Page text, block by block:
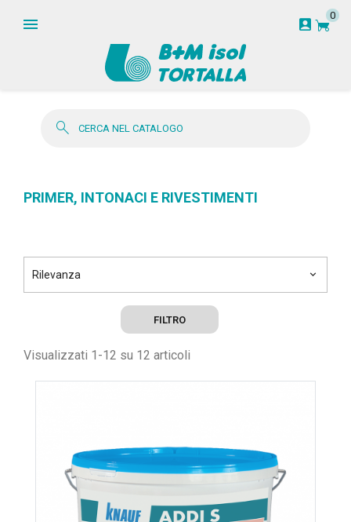
account_box garden_cart0
search
PRIMER, INTONACI E RIVESTIMENTI
Rilevanza keyboard_arrow_down
FILTRO
Visualizzati 1-12 su 12 articoli